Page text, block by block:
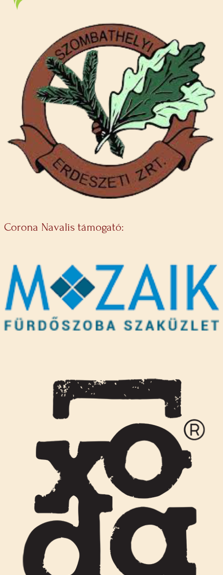
Corona Navalis támogató: